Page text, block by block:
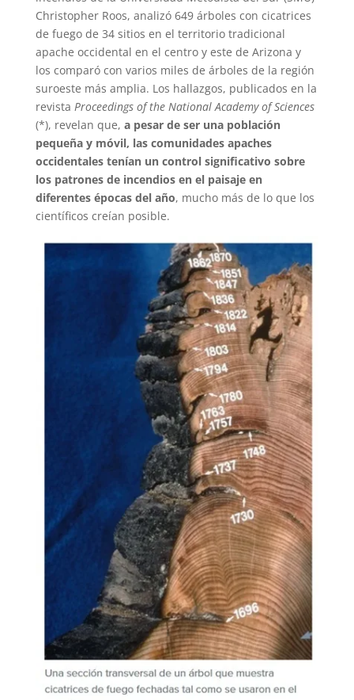
Christopher Roos, analizó 649 árboles con cicatrices
de fuego de 34 sitios en el territorio tradicional
apache occidental en el centro y este de Arizona y
los comparó con varios miles de árboles de la región
suroeste más amplia. Los hallazgos, publicados en la
revista Proceedings of the National Academy of Sciences
(*), revelan que, a pesar de ser una población
pequeña y móvil, las comunidades apaches
occidentales tenían un control significativo sobre
los patrones de incendios en el paisaje en
diferentes épocas del año, mucho más de lo que los
científicos creían posible.